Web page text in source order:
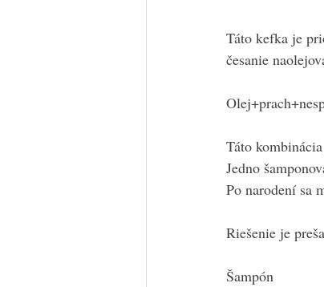
Táto kefka je
česanie
Táto
Jedno
Po narodení sa
Riešenie je
Šampón